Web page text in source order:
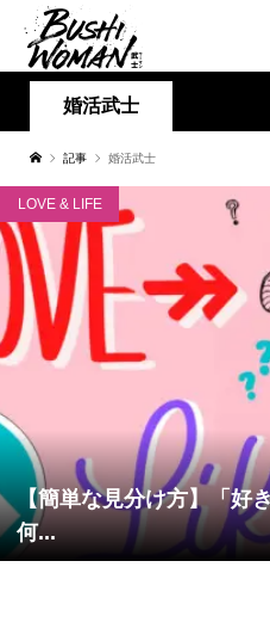
婚活武士
記事 婚活武士
LOVE & LIFE
【簡単な見分け方】「好
何...